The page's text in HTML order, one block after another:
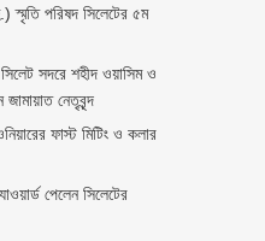
স্মৃতি পরিষদ সিলেটের ৫ম
সিলেট সদরে শহীদ ওয়াসিম ও
নেতৃবৃন্দ
ফাস্ট মিটিং ও কলার
পেলেন সিলেটের